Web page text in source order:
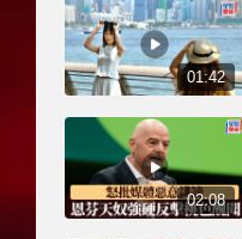
01:42
02:08